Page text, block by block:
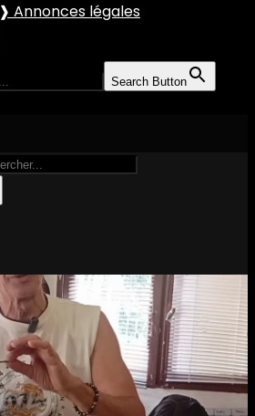
❱ Annonces légales
Search Button